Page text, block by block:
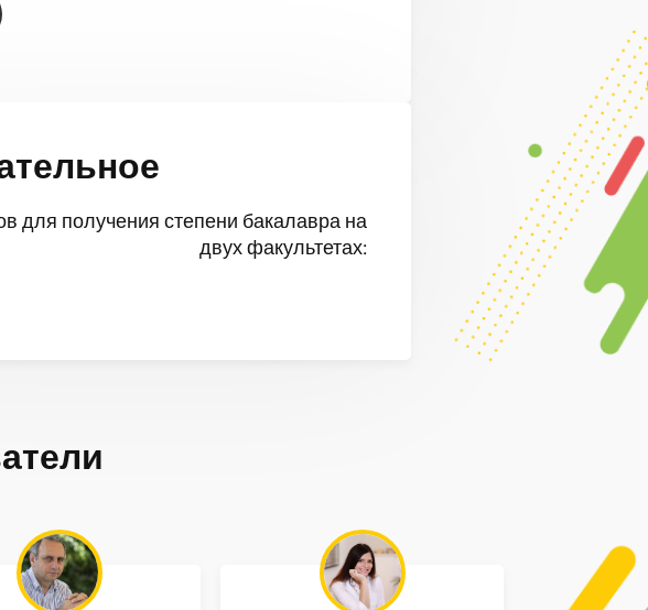
для получения степени бакалавра на
двух факультетах: